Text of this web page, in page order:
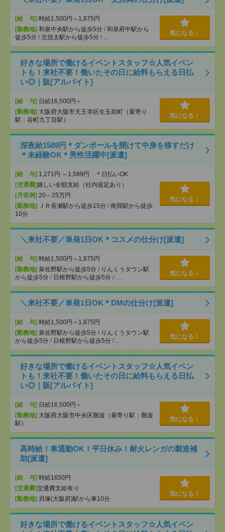
[給 与] 時給1,500円～1,875円
[勤務地] 和泉中央駅から徒歩5分 / 和泉府中駅から
徒歩5分 / 北信太駅から徒歩5分 / …
気になる！
好きな場所で働けるイベントスタッフ☆人気イベン
トも！来社不要！働いたその日に給料もらえる日払
い◎｜阪[アルバイト]
[給 与] 日給16,500円～
[勤務地] 大阪府大阪市天王寺区生玉前町（最寄り
駅：谷町九丁目駅）
気になる！
深夜給1589円＊ダンボールを開けて中身を移すだけ
＊未経験OK＊男性活躍中[派遣]
[給 与] 1,271円 ～1,589円 ＊日払いOK
[交通費]嬉しい全額支給（社内規定あり）
[月収例] 20～25万円
[勤務地]
ＪＲ長瀬駅から徒歩15分 / 南巽駅から徒歩
10分
気になる！
＼来社不要／単発1日OK＊コスメの仕分け[派遣]
[給 与] 時給1,500円～1,875円
[勤務地] 泉佐野駅から徒歩5分 / りんくうタウン駅
から徒歩5分 / 日根野駅から徒歩5分 / …
気になる！
＼来社不要／単発1日OK＊DMの仕分け[派遣]
[給 与] 時給1,500円～1,875円
[勤務地] 泉佐野駅から徒歩5分 / りんくうタウン駅
から徒歩5分 / 日根野駅から徒歩5分 / …
気になる！
好きな場所で働けるイベントスタッフ☆人気イベン
トも！来社不要！働いたその日に給料もらえる日払
い◎｜阪[アルバイト]
[給 与] 日給16,500円～
[勤務地] 大阪府大阪市中央区難波（最寄り駅：難波
駅）
気になる！
高時給！車通勤OK！平日休み！耐火レンガの製造補
助[派遣]
[給 与] 時給1650円
[交通費]交通費支給有り
[勤務地] 貝塚(大阪府)駅から車10分
気になる！
好きな場所で働けるイベントスタッフ☆人気イベン